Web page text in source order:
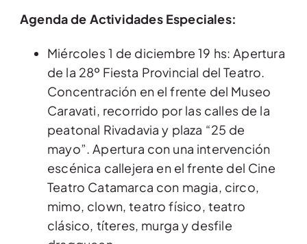
Agenda de Actividades Especiales:
Miércoles 1 de diciembre 19 hs: Apertura
de la 28º Fiesta Provincial del Teatro.
Concentración en el frente del Museo
Caravati, recorrido por las calles de la
peatonal Rivadavia y plaza “25 de
mayo”. Apertura con una intervención
escénica callejera en el frente del Cine
Teatro Catamarca con magia, circo,
mimo, clown, teatro físico, teatro
clásico, títeres, murga y desfile